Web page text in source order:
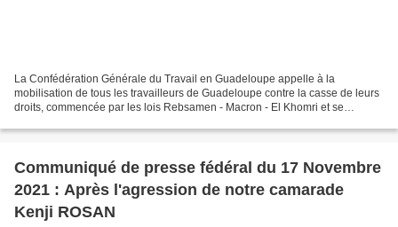
La Confédération Générale du Travail en Guadeloupe appelle à la
mobilisation de tous les travailleurs de Guadeloupe contre la casse de leurs
droits, commencée par les lois Rebsamen - Macron - El Khomri et se
Communiqué de presse fédéral du 17 Novembre
2021 : Après l'agression de notre camarade
Kenji ROSAN